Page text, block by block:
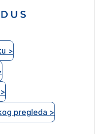
>
pregleda >